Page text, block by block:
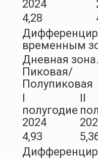
2024
4,28
временным
Дневная зона.
Пиковая/
Полупиковая
полугодие
2024
4,93